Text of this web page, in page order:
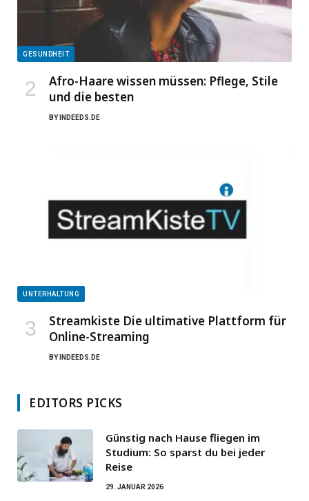
GESUNDHEIT
Afro-Haare wissen müssen: Pflege, Stile
und die besten
BY INDEEDS.DE
UNTERHALTUNG
Streamkiste Die ultimative Plattform für
Online-Streaming
BY INDEEDS.DE
EDITORS PICKS
Günstig nach Hause fliegen im
Studium: So sparst du bei jeder
Reise
29. JANUAR 2026